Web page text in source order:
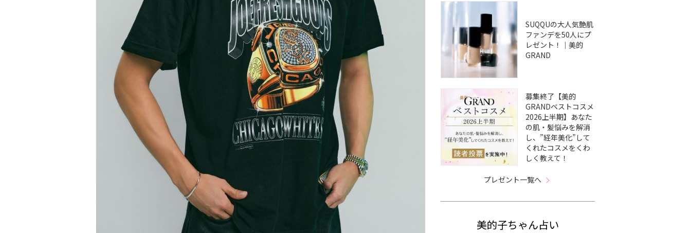
SUQQUの大人気艶肌
ファンデを50人にプ
レゼント！｜美的
GRAND
募集終了【美的
GRANDベストコスメ
2026上半期】あなた
の肌・髪悩みを解消
し、”経年美化”して
くれたコスメをくわ
しく教えて！
プレゼント一覧へ
美的子ちゃん占い